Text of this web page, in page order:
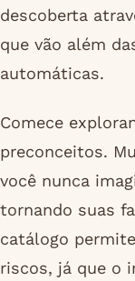
descoberta
que vão além
automáticas.
Comece
preconceitos.
você nunca
tornando suas
catálogo
riscos, já que o